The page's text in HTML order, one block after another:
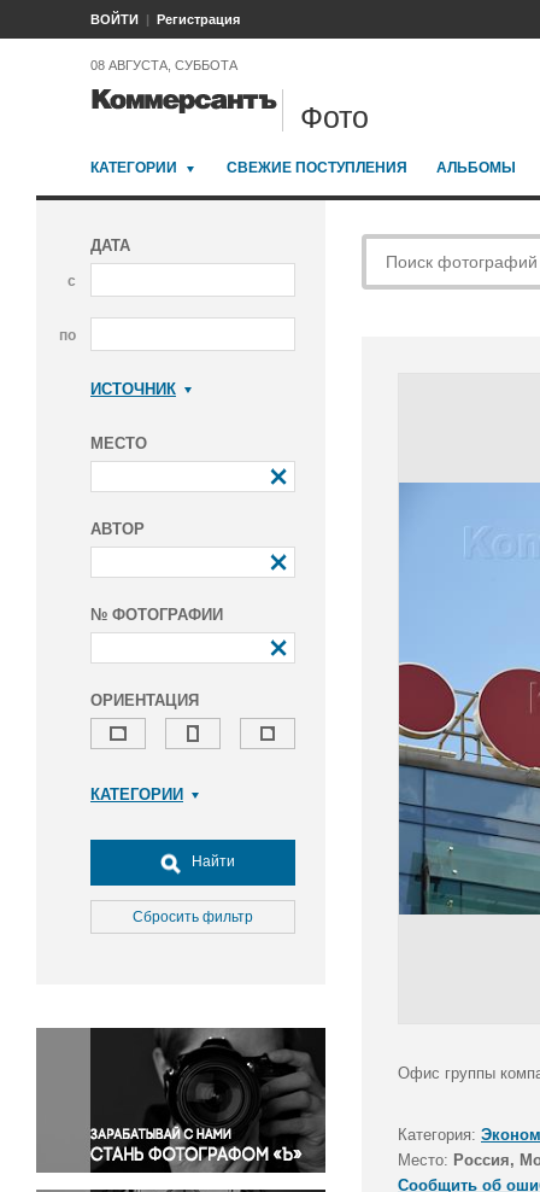
ВОЙТИ Регистрация
08 АВГУСТА, СУББОТА
Фото
КАТЕГОРИИ СВЕЖИЕ ПОСТУПЛЕНИЯ АЛЬБОМЫ
ДАТА
с
по
ИСТОЧНИК
МЕСТО
АВТОР
№ ФОТОГРАФИИ
ОРИЕНТАЦИЯ
КАТЕГОРИИ
Досуг, туризм и отдых
Культура
Медицина
Окружающая среда
Политика
Правосудие
Происшествия и конфликты
Религия
Светская жизнь
Найти
Сбросить фильтр
Офис группы
Категория:
Место: Россия,
Сообщить об